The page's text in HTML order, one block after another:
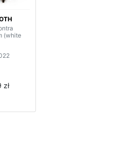
(white
zł